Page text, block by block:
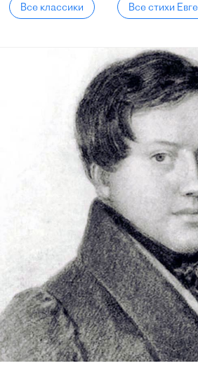
Все классики Все стихи